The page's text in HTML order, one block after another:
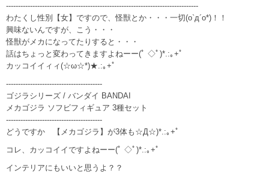
--------------------------------------------------------------------------------
わたくし性別【女】ですので、怪獣とか・・・一切(o`д´o*)！！
興味ないんですが、こう・・・
怪獣がメカになってたりすると・・・
話はちょっと変わってきますよねーー(ﾟ ◇ﾟ)*.:｡+ﾟ
カッコイイィィ(☆ω☆*)★.:｡+ﾟ
----------------------------------------
ゴジラシリーズ / バンダイ BANDAI
メカゴジラ ソフビフィギュア 3種セット
----------------------------------------
どうですか 【メカゴジラ】が3体も☆Д☆)*.:｡+ﾟ
コレ、カッコイイですよねーー(ﾟ ◇ﾟ)*.:｡+ﾟ
インテリアにもいいと思うよ？？